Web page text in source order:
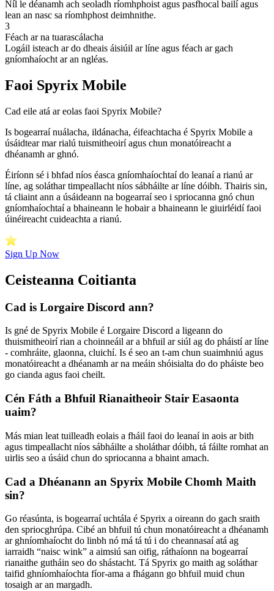
Níl le déanamh ach seoladh ríomhphoist agus pasfhocal bailí agus
lean an nasc sa ríomhphost deimhnithe.
3
Féach ar na tuarascálacha
Logáil isteach ar do dheais áisiúil ar líne agus féach ar gach
gníomhaíocht ar an ngléas.
Faoi Spyrix Mobile
Cad eile atá ar eolas faoi Spyrix Mobile?
Is bogearraí nuálacha, ildánacha, éifeachtacha é Spyrix Mobile a
úsáidtear mar rialú tuismitheoirí agus chun monatóireacht a
dhéanamh ar ghnó.
Éiríonn sé i bhfad níos éasca gníomhaíochtaí do leanaí a rianú ar
líne, ag soláthar timpeallacht níos sábháilte ar líne dóibh. Thairis sin,
tá cliaint ann a úsáideann na bogearraí seo i spriocanna gnó chun
gníomhaíochtaí a bhaineann le hobair a bhaineann le giuirléidí faoi
úinéireacht cuideachta a rianú.
Sign Up Now
Ceisteanna Coitianta
Cad is Lorgaire Discord ann?
Is gné de Spyrix Mobile é Lorgaire Discord a ligeann do
thuismitheoirí rian a choinneáil ar a bhfuil ar siúl ag do pháistí ar líne
- comhráite, glaonna, cluichí. Is é seo an t-am chun suaimhniú agus
monatóireacht a dhéanamh ar na meáin shóisialta do do pháiste beo
go cianda agus faoi cheilt.
Cén Fáth a Bhfuil Rianaitheoir Stair Easaonta
uaim?
Más mian leat tuilleadh eolais a fháil faoi do leanaí in aois ar bith
agus timpeallacht níos sábháilte a sholáthar dóibh, tá fáilte romhat an
uirlis seo a úsáid chun do spriocanna a bhaint amach.
Cad a Dhéanann an Spyrix Mobile Chomh Maith
sin?
Go réasúnta, is bogearraí uchtála é Spyrix a oireann do gach sraith
den spriocghrúpa. Cibé an bhfuil tú chun monatóireacht a dhéanamh
ar ghníomhaíocht do linbh nó má tá tú i do cheannasaí atá ag
iarraidh “naisc wink” a aimsiú san oifig, ráthaíonn na bogearraí
rianaithe gutháin seo do shástacht. Tá Spyrix go maith ag soláthar
taifid ghníomhaíochta fíor-ama a fhágann go bhfuil muid chun
tosaigh ar an margadh.